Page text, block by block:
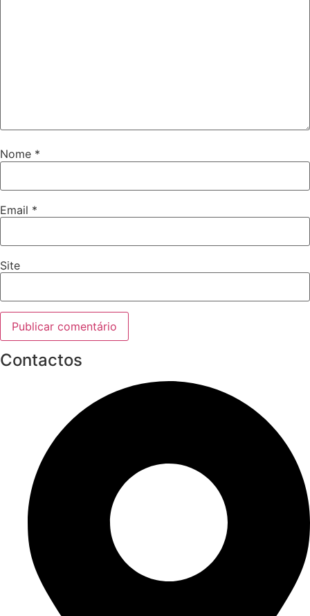
Nome *
Email *
Site
Contactos